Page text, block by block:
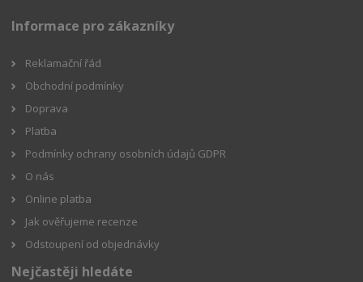
Informace pro zákazníky
Reklamační řád
Obchodní podmínky
Doprava
Platba
Podmínky ochrany osobních údajů GDPR
O nás
Online platba
Jak ověřujeme recenze
Odstoupení od objednávky
Nejčastěji hledáte